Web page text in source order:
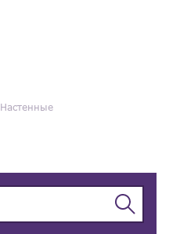
Настенные